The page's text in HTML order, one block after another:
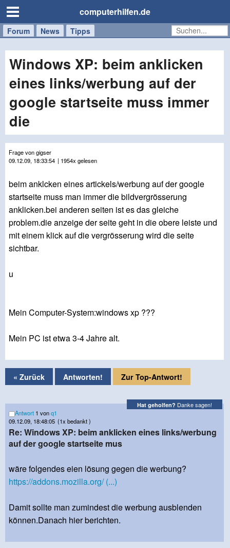
computerhilfen.de
Forum News Tipps
Handy
Tablet
Windows
Mac
Windows XP: beim anklicken
eines links/werbung auf der
google startseite muss immer
die
Frage von gigser
09.12.09, 18:33:54 | 1954x gelesen
beim anklcken eines artickels/werbung auf der google
startseite muss man immer die bildvergrösserung
anklicken.bei anderen seiten ist es das gleiche
problem.die anzeige der seite geht in die obere leiste und
mit einem klick auf die vergrösserung wird die seite
sichtbar.
u
Mein Computer-System:windows xp ???
Mein PC ist etwa 3-4 Jahre alt.
« Zurück Antworten! Zur Top-Antwort!
Hat geholfen? Danke sagen!
Antwort 1 vonq1
09.12.09, 18:48:05 (1x bedankt )
Re: Windows XP: beim anklicken eines links/werbung
auf der google startseite mus
wäre folgendes eien lösung gegen die werbung?
https://addons.mozilla.org/ (...)
Damit sollte man zumindest die werbung ausblenden
können.Danach hier berichten.